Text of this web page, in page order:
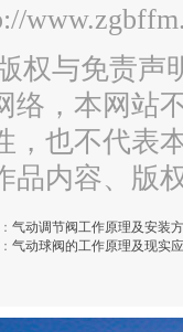
权与免责声
络，本网站
，也不代表
品内容、版
气动调节阀工作原理及安装
气动球阀的工作原理及现实